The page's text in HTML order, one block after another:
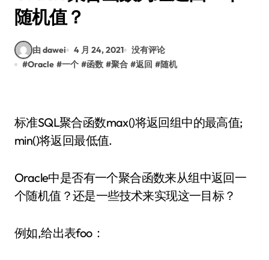
随机值？
由 dawei 4 月 24, 2021
没有评论
#Oracle #一个 #函数 #聚合 #返回 #随机
标准SQL聚合函数max()将返回组中的最高值;
min()将返回最低值.
Oracle中是否有一个聚合函数来从组中返回一
个随机值？还是一些技术来实现这一目标？
例如,给出表foo：